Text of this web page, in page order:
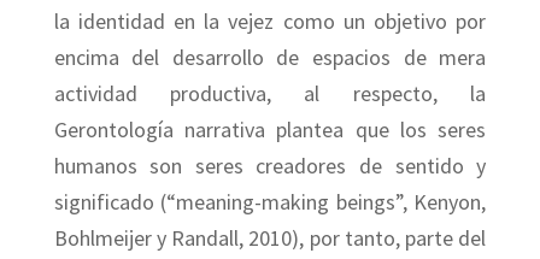
la identidad en la vejez como un objetivo por
encima del desarrollo de espacios de mera
actividad productiva, al respecto, la
Gerontología narrativa plantea que los seres
humanos son seres creadores de sentido y
significado (“meaning-making beings”, Kenyon,
Bohlmeijer y Randall, 2010), por tanto, parte del